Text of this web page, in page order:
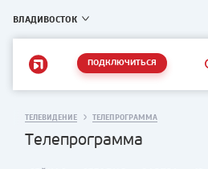
ВЛАДИВОСТОК
ПОДКЛЮЧИТЬСЯ
ТЕЛЕВИДЕНИЕ ТЕЛЕПРОГРАММА
Телепрограмма